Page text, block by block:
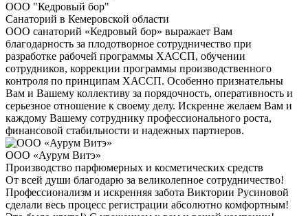
ООО "Кедровый бор"
Санаторий в Кемеровской области
ООО санаторий «Кедровый бор» выражает Вам
благодарность за плодотворное сотрудничество при
разработке рабочей программы ХАССП, обучении
сотрудников, коррекции программы производственного
контроля по принципам ХАССП. Особенно признательны
Вам и Вашему коллективу за порядочность, оперативность и
серьезное отношение к своему делу. Искренне желаем Вам и
каждому Вашему сотруднику профессионального роста,
финансовой стабильности и надежных партнеров.
ООО «Аурум Витэ»
Производство парфюмерных и косметических средств
От всей души благодарю за великолепное сотрудничество!
Профессионализм и искренняя забота Виктории Русиновой
сделали весь процесс регистрации абсолютно комфортным!